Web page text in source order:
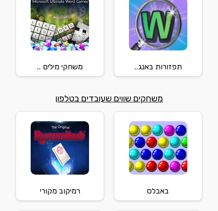
תפזורות באנג.. משחקי מילים ..
משחקים שווים שעובדים בטלפון
באבלס רמיקוב מקורי